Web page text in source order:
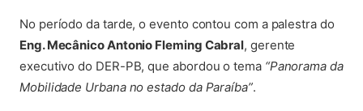
No período da tarde, o evento contou com a palestra do
Eng. Mecânico Antonio Fleming Cabral, gerente
executivo do DER-PB, que abordou o tema “Panorama da
Mobilidade Urbana no estado da Paraíba”.